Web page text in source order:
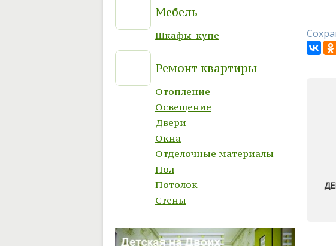
Мебель
Шкафы-купе
Ремонт квартиры
Отопление
Освещение
Двери
Окна
Отделочные материалы
Пол
Потолок
Стены